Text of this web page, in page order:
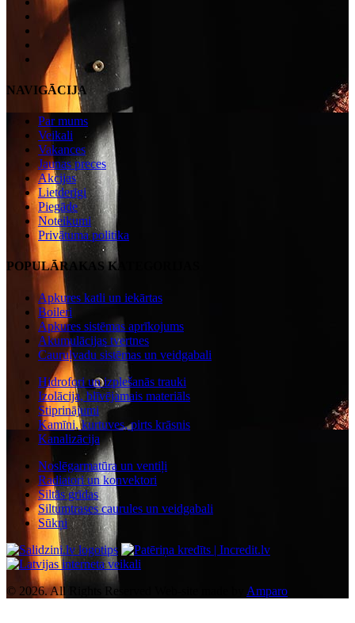
NAVIGĀCIJA
Par mums
Veikali
Vakances
Jaunas preces
Akcijas
Lietderīgi
Piegāde
Noteikumi
Privātuma politika
POPULĀRAKAS KATEGORIJAS
Apkures katli un iekārtas
Boileri
Apkures sistēmas aprīkojums
Akumulācijas tvertnes
Cauruļvadu sistēmas un veidgabali
Hidrofori un izplešanās trauki
Izolācija, blīvējamais materiāls
Stiprinājumi
Kamīni, kurtuves, pirts krāsnis
Kanalizācija
Noslēgarmatūra un ventiļi
Radiatori un konvektori
Siltās grīdas
Siltumtrases caurules un veidgabali
Sūkņi
© 2026. All Rights Reserved Amparo